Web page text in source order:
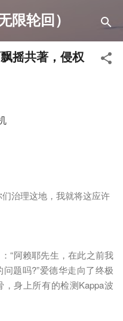
限轮回）
摇共著，侵权
治理这地，我就将这应许
“阿赖耶先生，在此之前我
题吗?”爱德华走向了终极
身上所有的检测Kappa波